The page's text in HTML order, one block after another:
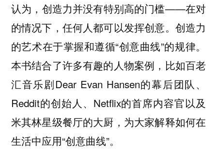
认为，创造力并没有特别高的门槛——在对
的情况下，任何人都可以发挥创意。创造力
的艺术在于掌握和遵循“创意曲线”的规律。
本书结合了许多有趣的人物案例，比如百老
汇音乐剧Dear Evan Hansen的幕后团队、
Reddit的创始人、Netflix的首席内容官以及
米其林星级餐厅的大厨，为大家解释如何在
生活中应用“创意曲线”。